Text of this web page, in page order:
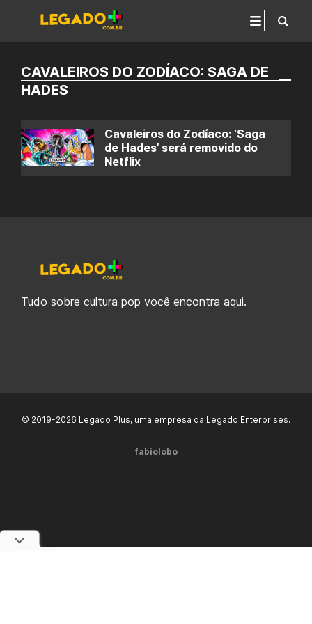
CAVALEIROS DO ZODÍACO: SAGA DE
HADES
Cavaleiros do Zodíaco: ‘Saga
de Hades’ será removido do
Netflix
Tudo sobre cultura pop você encontra aqui.
© 2019-2026 Legado Plus, uma empresa da Legado Enterprises.
fabiolobo